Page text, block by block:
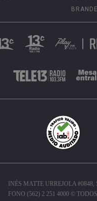
INÉS MATTE URREJOLA
FONO (562) 2 251 4000 ©